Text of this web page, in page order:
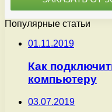
Популярные статьи
01.11.2019
Как
компьютеру
03.07.2019